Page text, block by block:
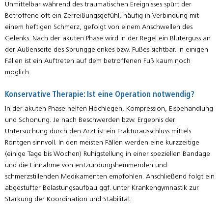
Unmittelbar während des traumatischen Ereignisses spürt der
Betroffene oft ein Zerreißungsgefühl, häufig in Verbindung mit
einem heftigen Schmerz, gefolgt von einem Anschwellen des
Gelenks. Nach der akuten Phase wird in der Regel ein Bluterguss an
der Außenseite des Sprunggelenkes bzw. Fußes sichtbar. In einigen
Fällen ist ein Auftreten auf dem betroffenen Fuß kaum noch
möglich.
Konservative Therapie: Ist eine Operation notwendig?
In der akuten Phase helfen Hochlegen, Kompression, Eisbehandlung
und Schonung. Je nach Beschwerden bzw. Ergebnis der
Untersuchung durch den Arzt ist ein Frakturausschluss mittels
Röntgen sinnvoll. In den meisten Fällen werden eine kurzzeitige
(einige Tage bis Wochen) Ruhigstellung in einer speziellen Bandage
und die Einnahme von entzündungshemmenden und
schmerzstillenden Medikamenten empfohlen. Anschließend folgt ein
abgestufter Belastungsaufbau ggf. unter Krankengymnastik zur
Stärkung der Koordination und Stabilität.